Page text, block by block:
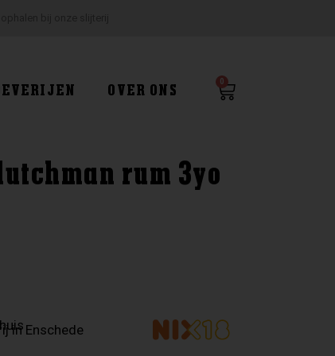
OVER ONS
0
Winkelwagen
rum 3yo
in Enschede